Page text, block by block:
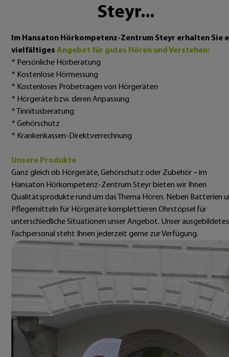
Steyr...
Im Hansaton Hörkompetenz-Zentrum Steyr erhalten Sie
vielfältiges Angebot für gutes Hören und Verstehen:
* Persönliche Hörberatung
* Kostenlose Hörmessung
* Kostenloses Probetragen von Hörgeräten
* Hörgeräte bzw. deren Anpassung
* Tinnitusberatung
* Gehörschutz
* Krankenkassen-Direktverrechnung
Unsere Produkte
Ganz gleich ob Hörgeräte, Gehörschutz oder Zubehör – im
Hansaton Hörkompetenz-Zentrum Steyr bieten wir Ihnen
Qualitätsprodukte rund um das Thema Hören. Neben Batterien
Pflegemitteln für Hörgeräte komplettieren Ohrstöpsel für
unterschiedliche Situationen unser Angebot. Unser ausgebildetes
Fachpersonal steht Ihnen jederzeit gerne zur Verfügung.